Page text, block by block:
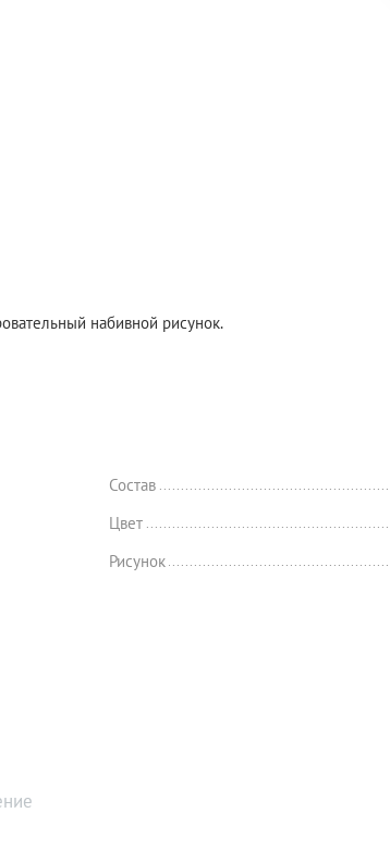
набивной рисунок.
Состав
Цвет
Рисунок